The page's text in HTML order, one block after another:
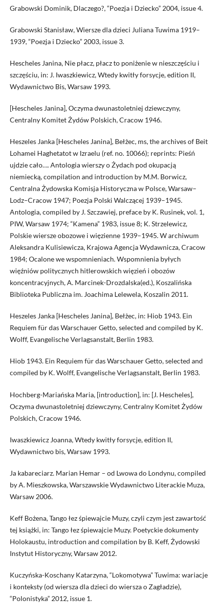
Grabowski Dominik, Dlaczego?, “Poezja i Dziecko” 2004, issue 4.
Grabowski Stanisław, Wiersze dla dzieci Juliana Tuwima 1919–
1939, “Poezja i Dziecko” 2003, issue 3.
Hescheles Janina, Nie płacz, płacz to poniżenie w nieszczęściu i
szczęściu, in: J. Iwaszkiewicz, Wtedy kwitły forsycje, edition II,
Wydawnictwo Bis, Warsaw 1993.
[Hescheles Janina], Oczyma dwunastoletniej dziewczyny,
Centralny Komitet Żydów Polskich, Cracow 1946.
Heszeles Janka [Hescheles Janina], Bełżec, ms, the archives of Beit
Lohamei Haghetatot w Izraelu (ref. no. 10066); reprints: Pieśń
ujdzie cało…. Antologia wierszy o Żydach pod okupacją
niemiecką, compilation and introduction by M.M. Borwicz,
Centralna Żydowska Komisja Historyczna w Polsce, Warsaw–
Lodz–Cracow 1947; Poezja Polski Walczącej 1939–1945.
Antologia, compiled by J. Szczawiej, preface by K. Rusinek, vol. 1,
PIW, Warsaw 1974; “Kamena” 1983, issue 8; K. Strzelewicz,
Polskie wiersze obozowe i więzienne 1939–1945. W archiwum
Aleksandra Kulisiewicza, Krajowa Agencja Wydawnicza, Cracow
1984; Ocalone we wspomnieniach. Wspomnienia byłych
więźniów politycznych hitlerowskich więzień i obozów
koncentracyjnych, A. Marcinek-Drozdalska(ed.), Koszalińska
Biblioteka Publiczna im. Joachima Lelewela, Koszalin 2011.
Heszeles Janka [Hescheles Janina], Bełżec, in: Hiob 1943. Ein
Requiem für das Warschauer Getto, selected and compiled by K.
Wolff, Evangelische Verlagsanstalt, Berlin 1983.
Hiob 1943. Ein Requiem für das Warschauer Getto, selected and
compiled by K. Wolff, Evangelische Verlagsanstalt, Berlin 1983.
Hochberg-Mariańska Maria, [introduction], in: [J. Hescheles],
Oczyma dwunastoletniej dziewczyny, Centralny Komitet Żydów
Polskich, Cracow 1946.
Iwaszkiewicz Joanna, Wtedy kwitły forsycje, edition II,
Wydawnictwo bis, Warsaw 1993.
Ja kabareciarz. Marian Hemar – od Lwowa do Londynu, compiled
by A. Mieszkowska, Warszawskie Wydawnictwo Literackie Muza,
Warsaw 2006.
Keff Bożena, Tango łez śpiewajcie Muzy, czyli czym jest zawartość
tej książki, in: Tango łez śpiewajcie Muzy. Poetyckie dokumenty
Holokaustu, introduction and compilation by B. Keff, Żydowski
Instytut Historyczny, Warsaw 2012.
Kuczyńska-Koschany Katarzyna, “Lokomotywa” Tuwima: wariacje
i konteksty (od wiersza dla dzieci do wiersza o Zagładzie),
“Polonistyka” 2012, issue 1.